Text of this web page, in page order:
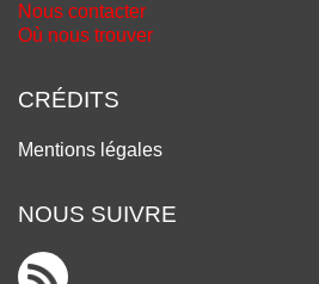
Nous contacter
Où nous trouver
CRÉDITS
Mentions légales
NOUS SUIVRE